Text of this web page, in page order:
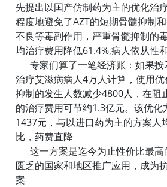
先提出以国产仿制药为主的优化治
程度地避免了AZT的短期骨髓抑制
不良等毒副作用，严重骨髓抑制的
均治疗费用降低61.4%,病人依从性
专家们算了一笔经济账：如果按
治疗艾滋病病人4万人计算，使用
抑制的发生人数减少4800人，在阻
的治疗费用可节约1.3亿元。该优化
1437元，与以进口药为主的方案人
比，药费直降
这一方案是迄今为止性价比最高
匮乏的国家和地区推广应用，成为
案